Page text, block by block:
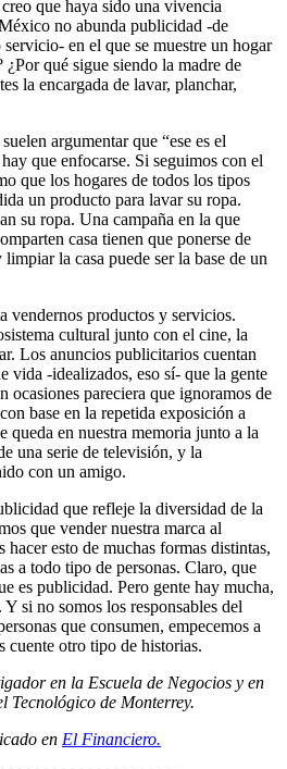
que haya sido una vivencia
no abunda publicidad -de
en el que se muestre un hogar
qué sigue siendo la madre de
la encargada de lavar, planchar,
argumentar que “ese es el
que enfocarse. Si seguimos con el
que los hogares de todos los tipos
un producto para lavar su ropa.
su ropa. Una campaña en la que
casa tienen que ponerse de
la casa puede ser la base de un
vendernos productos y servicios.
cultural junto con el cine, la
Los anuncios publicitarios cuentan
vida -idealizados, eso sí- que la gente
ocasiones pareciera que ignoramos de
base en la repetida exposición a
queda en nuestra memoria junto a la
una serie de televisión, y la
con un amigo.
que refleje la diversidad de la
que vender nuestra marca al
hacer esto de muchas formas distintas,
a todo tipo de personas. Claro, que
es publicidad. Pero gente hay mucha,
si no somos los responsables del
que consumen, empecemos a
cuente otro tipo de historias.
en la Escuela de Negocios y en
Tecnológico de Monterrey.
en El Financiero.